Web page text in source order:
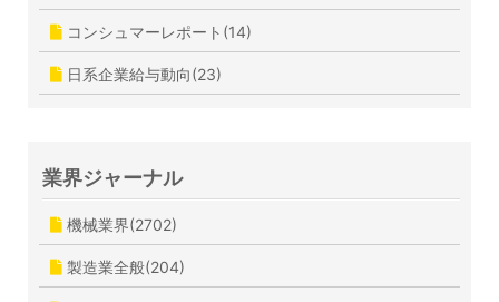
コンシュマーレポート(14)
日系企業給与動向(23)
業界ジャーナル
機械業界(2702)
製造業全般(204)